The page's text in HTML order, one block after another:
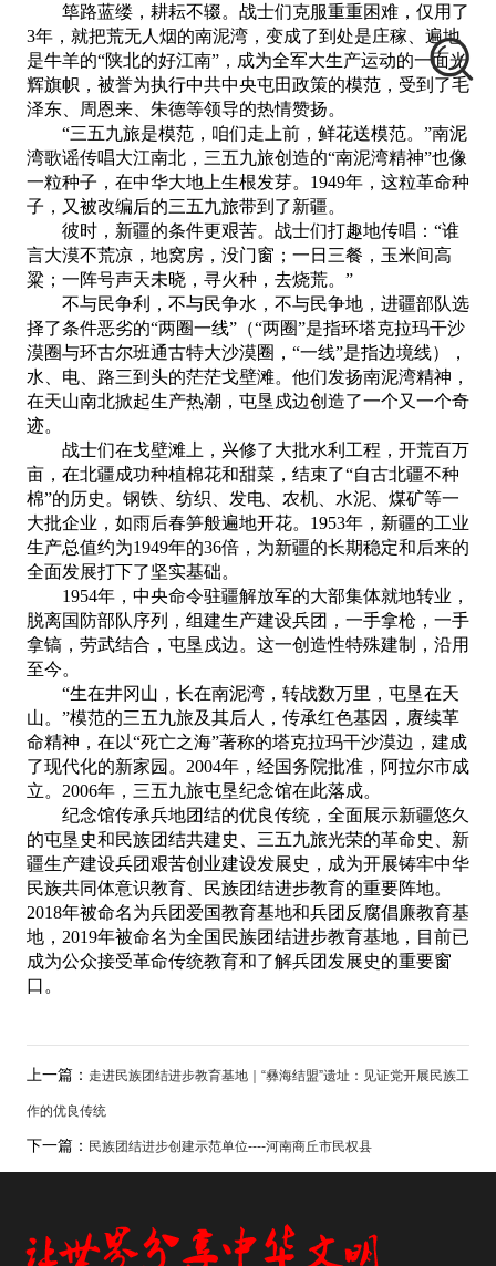
筚路蓝缕，耕耘不辍。战士们克服重重困难，仅用了
3年，就把荒无人烟的南泥湾，变成了到处是庄稼、遍地
是牛羊的“陕北的好江南”，成为全军大生产运动的一面光
辉旗帜，被誉为执行中共中央屯田政策的模范，受到了毛
泽东、周恩来、朱德等领导的热情赞扬。
“三五九旅是模范，咱们走上前，鲜花送模范。”南泥
湾歌谣传唱大江南北，三五九旅创造的“南泥湾精神”也像
一粒种子，在中华大地上生根发芽。 1949年，这粒革命种
子，又被改编后的三五九旅带到了新疆。
彼时，新疆的条件更艰苦。战士们打趣地传唱： “谁
言大漠不荒凉，地窝房，没门窗；一日三餐，玉米间高
粱；一阵号声天未晓，寻火种，去烧荒。”
不与民争利，不与民争水，不与民争地，进疆部队选
择了条件恶劣的“两圈一线”（“两圈”是指环塔克拉玛干沙
漠圈与环古尔班通古特大沙漠圈，“一线”是指边境线），
水、电、路三到头的茫茫戈壁滩。他们发扬南泥湾精神，
在天山南北掀起生产热潮，屯垦戍边创造了一个又一个奇
迹。
战士们在戈壁滩上，兴修了大批水利工程，开荒百万
亩，在北疆成功种植棉花和甜菜，结束了“自古北疆不种
棉”的历史。钢铁、纺织、发电、农机、水泥、煤矿等一
大批企业，如雨后春笋般遍地开花。 1953年，新疆的工业
生产总值约为1949年的36倍，为新疆的长期稳定和后来的
全面发展打下了坚实基础。
1954年，中央命令驻疆解放军的大部集体就地转业，
脱离国防部队序列，组建生产建设兵团，一手拿枪，一手
拿镐，劳武结合，屯垦戍边。这一创造性特殊建制，沿用
至今。
“生在井冈山，长在南泥湾，转战数万里，屯垦在天
山。”模范的三五九旅及其后人，传承红色基因，赓续革
命精神，在以“死亡之海”著称的塔克拉玛干沙漠边，建成
了现代化的新家园。 2004年，经国务院批准，阿拉尔市成
立。 2006年，三五九旅屯垦纪念馆在此落成。
纪念馆传承兵地团结的优良传统，全面展示新疆悠久
的屯垦史和民族团结共建史、三五九旅光荣的革命史、新
疆生产建设兵团艰苦创业建设发展史，成为开展铸牢中华
民族共同体意识教育、民族团结进步教育的重要阵地。
2018年被命名为兵团爱国教育基地和兵团反腐倡廉教育基
地， 2019年被命名为全国民族团结进步教育基地，目前已
成为公众接受革命传统教育和了解兵团发展史的重要窗
口。
上一篇： 走进民族团结进步教育基地｜“彝海结盟”遗址：见证党开展民族工
作的优良传统
下一篇： 民族团结进步创建示范单位----河南商丘市民权县